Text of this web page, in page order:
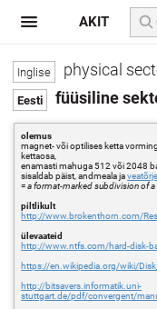
physical
füüsiline
olemus
magnet- või optilises ketta
kettaosa,
enamasti mahuga 512 või 2048
sisaldab päist, andmeala ja
=a format-marked subdivision of
piltlikult
http://www.brokenthorn.com/
ülevaateid
http://www.ntfs.com/hard-disk-
https://en.wikipedia.org/wiki/
http://bitsavers.informatik.uni-
stuttgart.de/pdf/convergent/
AKIT